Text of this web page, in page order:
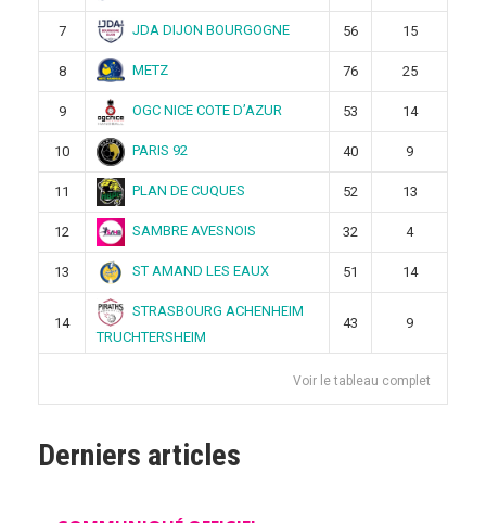
7 JDA DIJON BOURGOGNE 56 15
8 METZ 76 25
9 OGC NICE COTE D’AZUR 53 14
10 PARIS 92 40 9
11 PLAN DE CUQUES 52 13
12 SAMBRE AVESNOIS 32 4
13 ST AMAND LES EAUX 51 14
14
STRASBOURG ACHENHEIM
TRUCHTERSHEIM
43 9
Voir le tableau complet
Derniers articles